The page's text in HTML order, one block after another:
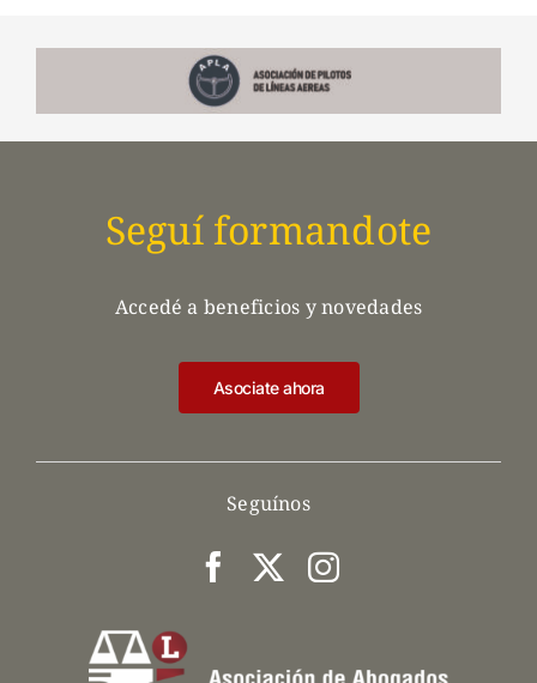
Seguínos
Seguí formandote
Accedé a beneficios y novedades